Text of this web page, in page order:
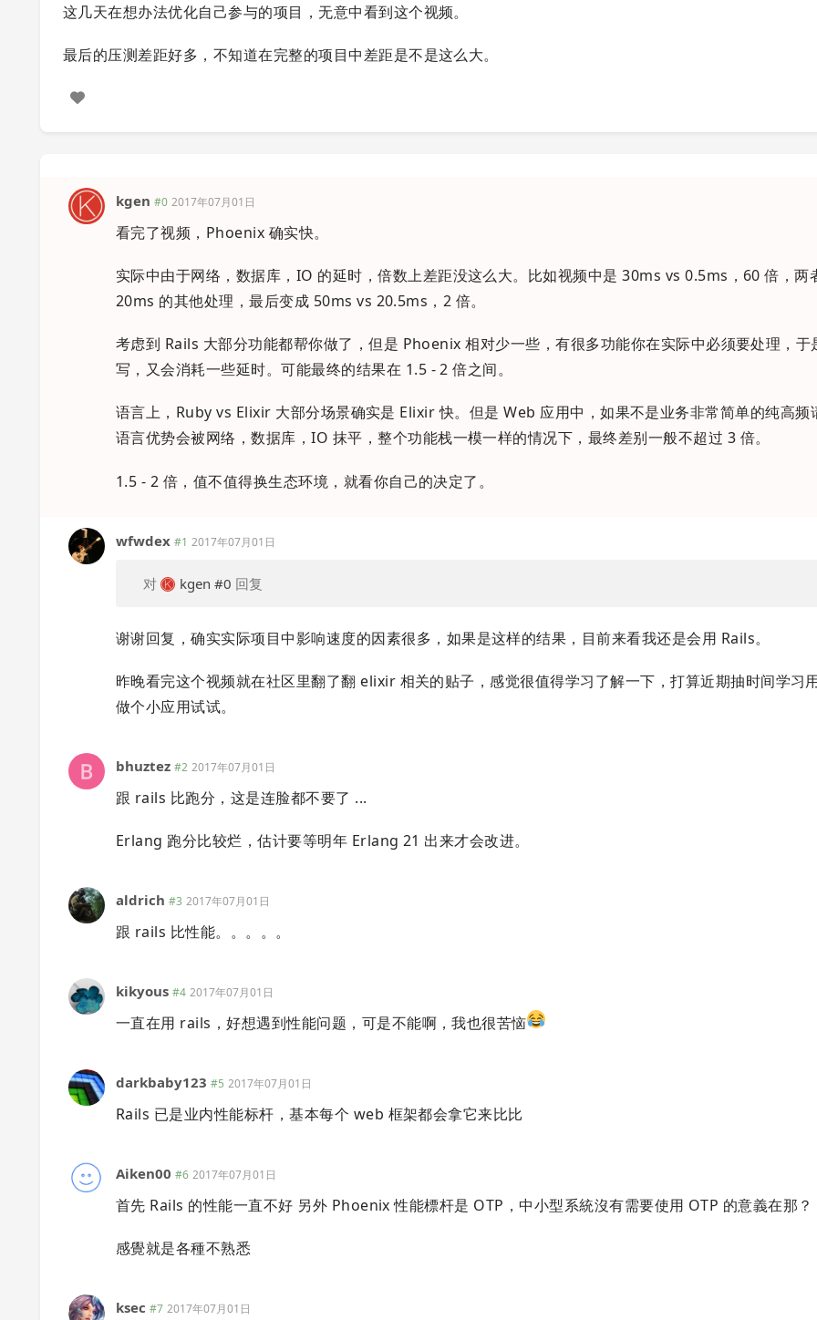
这几天在想办法优化自己参与的项目，无意中看到这个视频。
最后的压测差距好多，不知道在完整的项目中差距是不是这么大。
kgen #0 2017年07月01日
看完了视频，Phoenix 确实快。
实际中由于网络，数据库，IO 的延时，倍数上差距没这么大。比如视频中是 30ms vs 0.5ms，60 倍，两
20ms 的其他处理，最后变成 50ms vs 20.5ms，2 倍。
考虑到 Rails 大部分功能都帮你做了，但是 Phoenix 相对少一些，有很多功能你在实际中必须要处理，于
写，又会消耗一些延时。可能最终的结果在 1.5 - 2 倍之间。
语言上，Ruby vs Elixir 大部分场景确实是 Elixir 快。但是 Web 应用中，如果不是业务非常简单的纯高频
语言优势会被网络，数据库，IO 抹平，整个功能栈一模一样的情况下，最终差别一般不超过 3 倍。
1.5 - 2 倍，值不值得换生态环境，就看你自己的决定了。
wfwdex #1 2017年07月01日
对 kgen #0 回复
谢谢回复，确实实际项目中影响速度的因素很多，如果是这样的结果，目前来看我还是会用 Rails。
昨晚看完这个视频就在社区里翻了翻 elixir 相关的贴子，感觉很值得学习了解一下，打算近期抽时间学习
做个小应用试试。
bhuztez #2 2017年07月01日
跟 rails 比跑分，这是连脸都不要了 ...
Erlang 跑分比较烂，估计要等明年 Erlang 21 出来才会改进。
aldrich #3 2017年07月01日
跟 rails 比性能。。。。。
kikyous #4 2017年07月01日
一直在用 rails，好想遇到性能问题，可是不能啊，我也很苦恼
darkbaby123 #5 2017年07月01日
Rails 已是业内性能标杆，基本每个 web 框架都会拿它来比比
Aiken00 #6 2017年07月01日
首先 Rails 的性能一直不好 另外 Phoenix 性能標杆是 OTP，中小型系統沒有需要使用 OTP 的意義在那？
感覺就是各種不熟悉
ksec #7 2017年07月01日